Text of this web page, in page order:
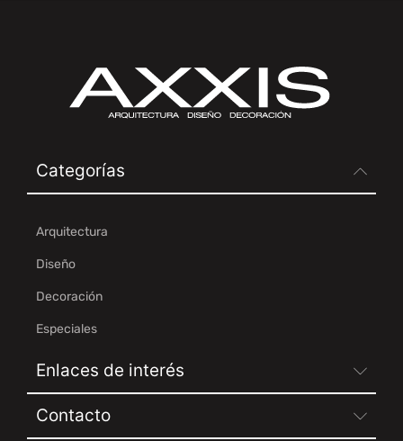
Categorías
Arquitectura
Diseño
Decoración
Especiales
Enlaces de interés
Contacto